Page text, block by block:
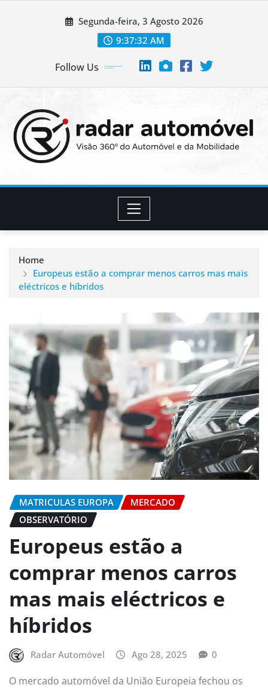
Segunda-feira, 3 Agosto 2026
9:37:33 AM
Follow Us
Home
Europeus estão a comprar menos carros mas mais
eléctricos e híbridos
MATRICULAS EUROPA
MERCADO
OBSERVATÓRIO
Europeus estão a
comprar menos carros
mas mais eléctricos e
híbridos
Radar Automóvel Ago 28, 2025 0
O mercado automóvel da União Europeia fechou os